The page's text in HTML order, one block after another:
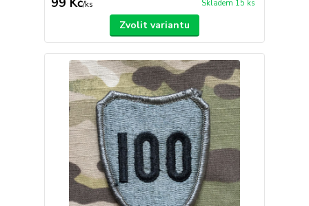
/ks Skladem 15 ks
Zvolit variantu